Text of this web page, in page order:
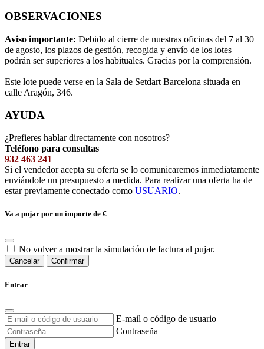
OBSERVACIONES
Aviso importante: Debido al cierre de nuestras oficinas del 7 al 30
de agosto, los plazos de gestión, recogida y envío de los lotes
podrán ser superiores a los habituales. Gracias por la comprensión.
Este lote puede verse en la Sala de Setdart Barcelona situada en
calle Aragón, 346.
AYUDA
¿Prefieres hablar directamente con nosotros?
Teléfono para consultas
932 463 241
Si el vendedor acepta su oferta se lo comunicaremos inmediatamente
enviándole un presupuesto a medida. Para realizar una oferta ha de
estar previamente conectado como USUARIO.
Va a pujar por un importe de €
No volver a mostrar la simulación de factura al pujar.
Cancelar Confirmar
Entrar
E-mail o código de usuario
Contraseña
Entrar